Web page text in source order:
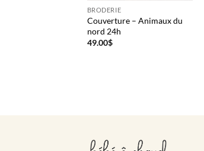
BRODERIE
Couverture – Animaux du
nord 24h
49.00$